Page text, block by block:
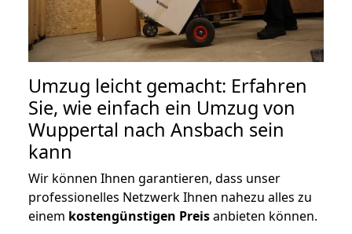
Umzug leicht gemacht: Erfahren
Sie, wie einfach ein Umzug von
Wuppertal nach Ansbach sein
kann
Wir können Ihnen garantieren, dass unser
professionelles Netzwerk Ihnen nahezu alles zu
einem kostengünstigen Preisanbieten können.